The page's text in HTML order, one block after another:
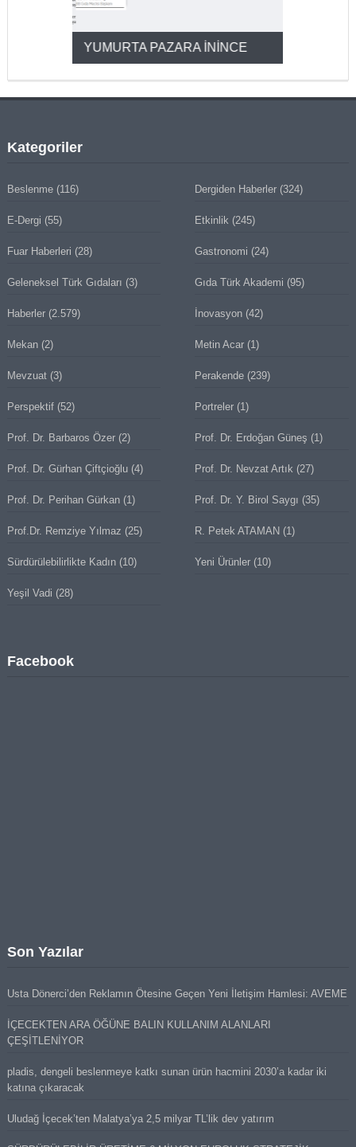
YUMURTA PAZARA İNİNCE
Kategoriler
Beslenme(116) Dergiden Haberler (324)
E-Dergi (55) Etkinlik (245)
Fuar Haberleri (28) Gastronomi (24)
Geleneksel Türk Gıdaları (3) Gıda Türk Akademi (95)
Haberler(2.579) İnovasyon (42)
Mekan(2) Metin Acar (1)
Mevzuat(3) Perakende (239)
Perspektif(52) Portreler (1)
Prof. Dr. Barbaros Özer(2) Prof. Dr. Erdoğan Güneş (1)
Prof. Dr. Gürhan Çiftçioğlu(4) Prof. Dr. Nevzat Artık (27)
Prof. Dr. Perihan Gürkan(1) Prof. Dr. Y. Birol Saygı (35)
Prof.Dr. Remziye Yılmaz (25) R. Petek ATAMAN (1)
Sürdürülebilirlikte Kadın(10) Yeni Ürünler (10)
Yeşil Vadi (28)
Facebook
Son Yazılar
Usta Dönerci’den Reklamın Ötesine Geçen Yeni İletişim Hamlesi: AVEME
İÇECEKTEN ARA ÖĞÜNE BALIN KULLANIM ALANLARI
ÇEŞİTLENİYOR
pladis, dengeli beslenmeye katkı sunan ürün hacmini 2030’a kadar iki
katına çıkaracak
Uludağ İçecek’ten Malatya’ya 2,5 milyar TL’lik dev yatırım